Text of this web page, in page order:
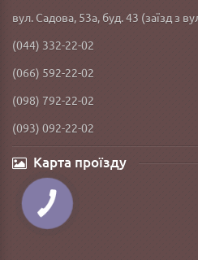
вул. Садова, 53а, буд. 43 (заїзд з
(044) 332-22-02
(066) 592-22-02
(098) 792-22-02
(093) 092-22-02
Карта проїзду